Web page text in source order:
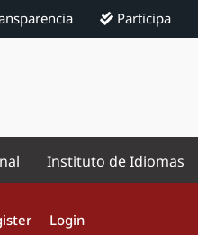
Participa
Instituto de Idiomas
Login